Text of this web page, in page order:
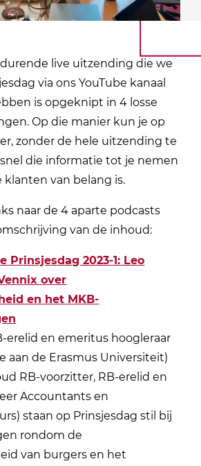
durende live uitzending die we
via ons YouTube kanaal
is opgeknipt in 4 losse
Op die manier kun je op
zonder de hele uitzending te
die informatie tot je nemen
klanten van belang is.
naar de 4 aparte podcasts
van de inhoud:
Prinsjesdag 2023-1: Leo
over
en het MKB-
erelid en emeritus hoogleraar
aan de Erasmus Universiteit)
RB-voorzitter, RB-erelid en
Accountants en
staan op Prinsjesdag stil bij
rondom de
van burgers en het